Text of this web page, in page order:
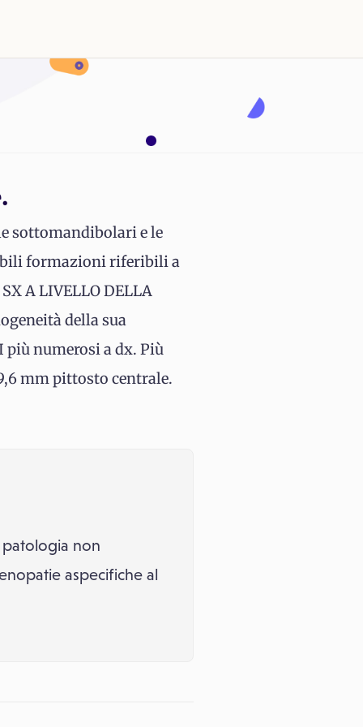
sottomandibolari e le
formazioni riferibili a
A LIVELLO DELLA
della sua
numerosi a dx. Più
mm pittosto centrale.
non
aspecifiche al